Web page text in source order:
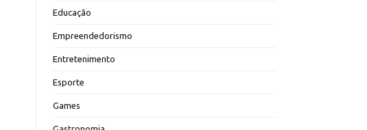
Educação
Empreendedorismo
Entretenimento
Esporte
Games